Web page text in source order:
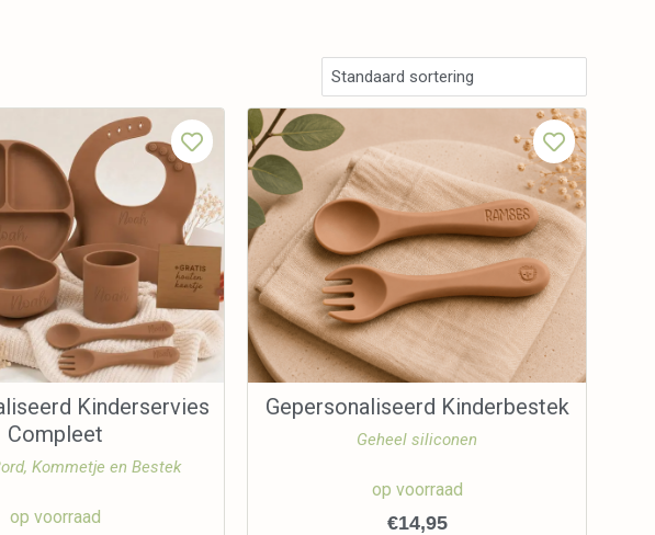
Kinderservies
Compleet
Kommetje en Bestek
op voorraad
Gepersonaliseerd Kinderbestek
Geheel siliconen
op voorraad
€14,95